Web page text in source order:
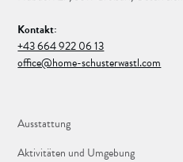
Kontakt:
+43 664 922 06 13
office@home-schusterwastl.com
Ausstattung
Aktivitäten und Umgebung